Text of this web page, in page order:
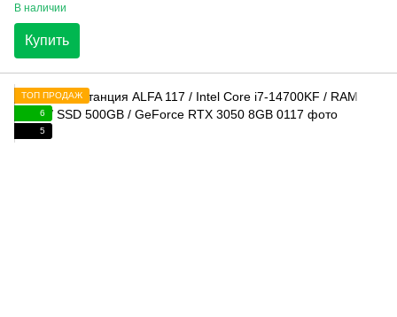
В наличии
Купить
ТОП ПРОДАЖ
6
5